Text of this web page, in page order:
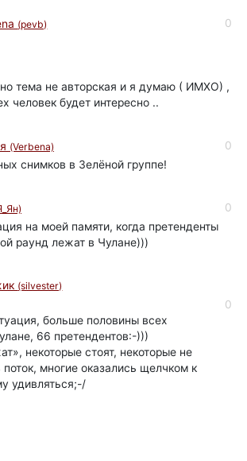
(pevb) 0
тема не авторская и я думаю ( ИМХО) ,
человек будет интересно ..
(Verbena)
0
снимков в Зелёной группе!
0
на моей памяти, когда претенденты
раунд лежат в Чулане)))
(silvester)
0
больше половины всех
66 претендентов:-)))
некоторые стоят, некоторые не
поток, многие оказались щелчком к
удивляться;-/